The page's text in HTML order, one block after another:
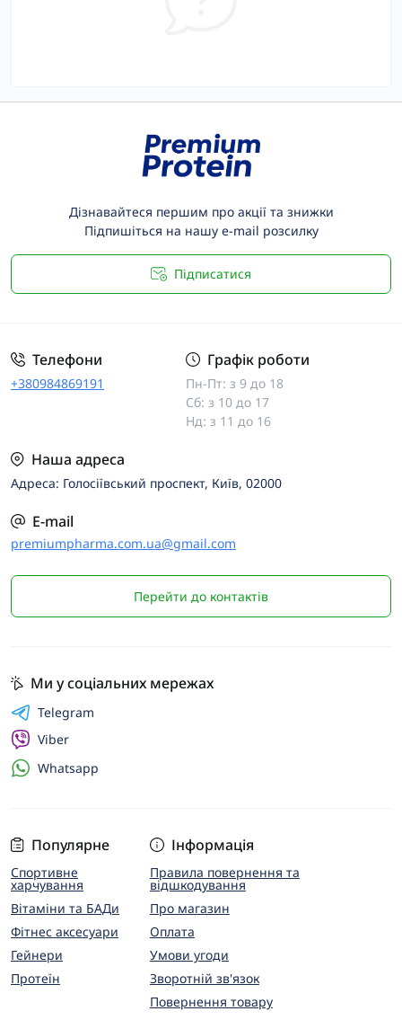
Дізнавайтеся першим про акції та знижки
Підпишіться на нашу e-mail розсилку
Підписатися
Телефони
+380984869191
Графік роботи
Пн-Пт: з 9 до 18
Сб: з 10 до 17
Нд: з 11 до 16
Наша адреса
Адреса: Голосіївський проспект, Київ, 02000
E-mail
premiumpharma.com.ua@gmail.com
Перейти до контактів
Популярне
Спортивне
харчування
Вітаміни та БАДи
Фітнес аксесуари
Гейнери
Протеїн
Інформація
Правила повернення та
відшкодування
Про магазин
Оплата
Умови угоди
Зворотній зв'язок
Повернення товару
Ми у соціальних мережах
Telegram
Viber
Whatsapp